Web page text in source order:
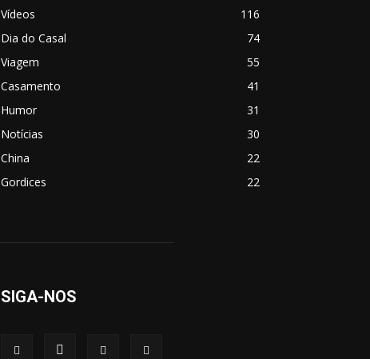
Vídeos
116
Dia do Casal
74
Viagem
55
Casamento
41
Humor
31
Notícias
30
China
22
Gordices
22
SIGA-NOS